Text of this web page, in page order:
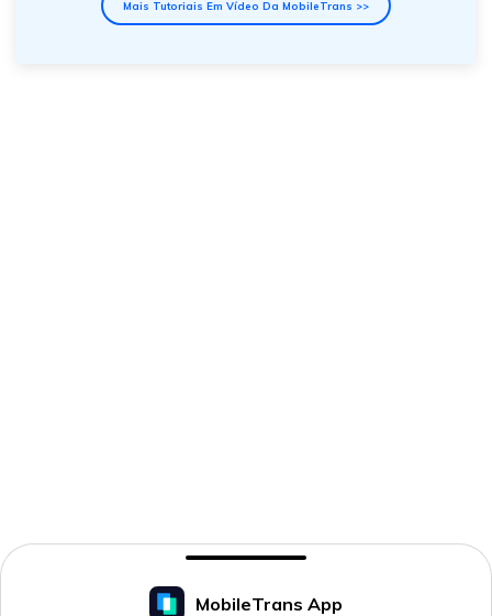
MobileTrans App
Mais Tutoriais Em Vídeo Da MobileTrans >>